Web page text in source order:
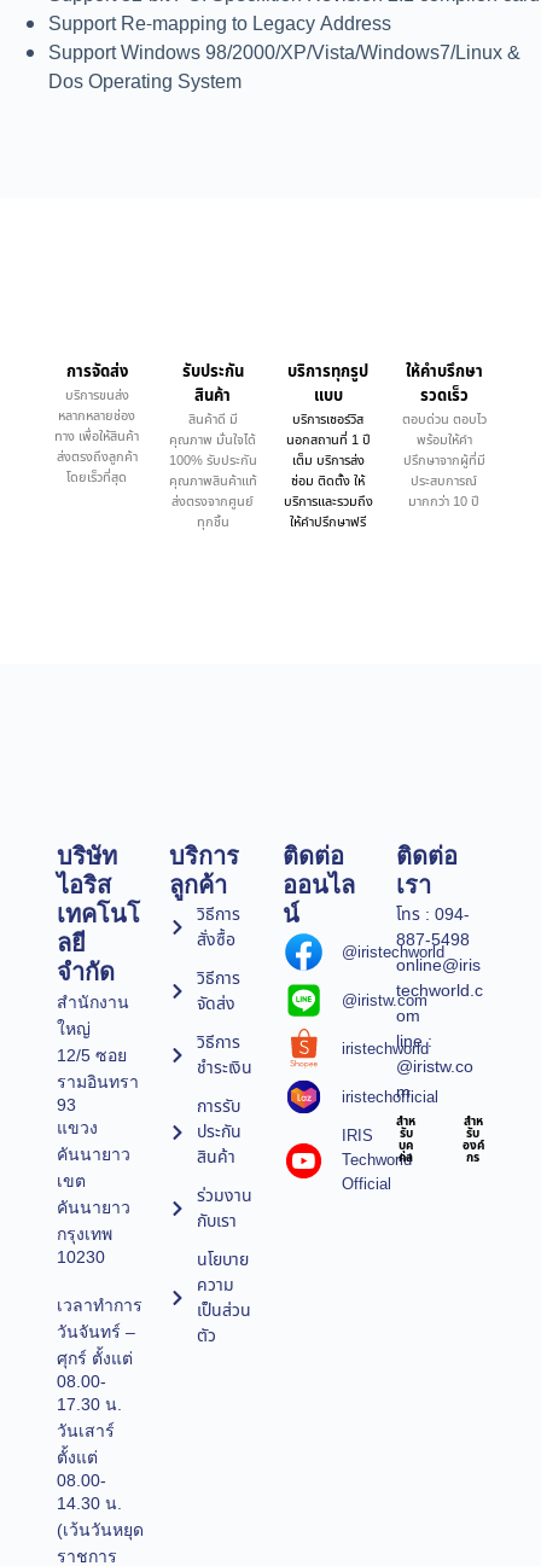
Support Re-mapping to Legacy Address
Support Windows 98/2000/XP/Vista/Windows7/Linux &
Dos Operating System
การจัดส่ง
บริการขนส่ง
หลากหลายช่อง
ทาง เพื่อให้สินค้า
ส่งตรงถึงลูกค้า
โดยเร็วที่สุด
รับประกัน
สินค้า
สินค้าดี มี
คุณภาพ มั่นใจได้
100% รับประกัน
คุณภาพสินค้าแท้
ส่งตรงจากศูนย์
ทุกชิ้น
บริการทุกรูป
แบบ
บริการเซอร์วิส
นอกสถานที่ 1 ปี
เต็ม บริการส่ง
ซ่อม ติดตั้ง ให้
บริการและรวมถึง
ให้คำปรึกษาฟรี
ให้คำบรึกษา
รวดเร็ว
ตอบด่วน ตอบไว
พร้อมให้คำ
ปรึกษาจากผู้ที่มี
ประสบการณ์
มากกว่า 10 ปี
บริษัท
ไอริส
เทคโนโ
ลยี
จำกัด
สำนักงาน
ใหญ่
12/5 ซอย
รามอินทรา
93
แขวง
คันนายาว
เขต
คันนายาว
กรุงเทพ
10230
เวลาทำการ
วันจันทร์ –
ศุกร์ ตั้งแต่
08.00-
17.30 น.
วันเสาร์
ตั้งแต่
08.00-
14.30 น.
(เว้นวันหยุด
ราชการ
บริการ
ลูกค้า
วิธีการ
สั่งซื้อ
วิธีการ
จัดส่ง
วิธีการ
ชำระเงิน
การรับ
ประกัน
สินค้า
ร่วมงาน
กับเรา
นโยบาย
ความ
เป็นส่วน
ตัว
ติดต่อ
ออนไล
น์
@iristechworld
@iristw.com
iristechworld
iristechofficial
IRIS
Techworld
Official
ติดต่อ
เรา
โทร : 094-
887-5498
online@iris
techworld.c
om
line :
@iristw.co
m
สำห
รับ
บุค
คล
สำห
รับ
องค์
กร